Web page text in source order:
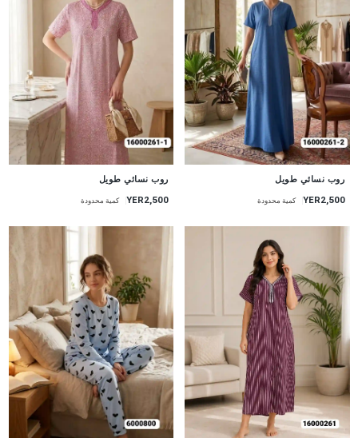
روب نسائي طويل
YER2,500 كمية محدودة
روب نسائي طويل
YER2,500 كمية محدودة